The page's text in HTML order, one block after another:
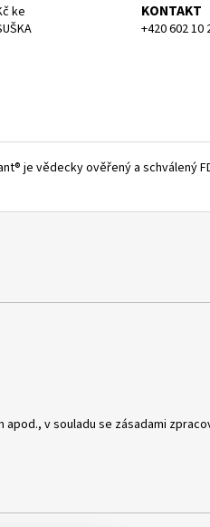
ke
KONTAKT
+420 602 10
je vědecky ověřený a schválený
v souladu se zásadami